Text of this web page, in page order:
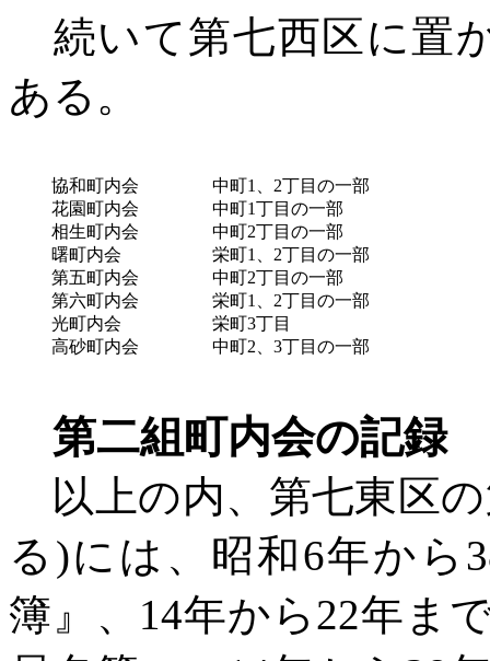
続いて第七西区に置
ある。
協和町内会 中町1、2丁目の一部
花園町内会
中町1丁目の一部
相生町内会
中町2丁目の一部
曙町内会
栄町1、2丁目の一部
第五町内会
中町2丁目の一部
第六町内会
栄町1、2丁目の一部
光町内会
栄町3丁目
高砂町内会
中町2、3丁目の一部
第二組町内会の記録
以上の内、第七東区
る)には、昭和6年から
簿』、14年から22年ま